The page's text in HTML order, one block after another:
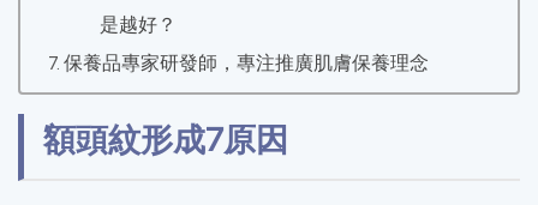
是越好？
保養品專家研發師，專注推廣肌膚保養理念
額頭紋形成7原因